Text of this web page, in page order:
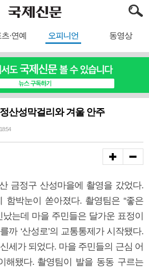
·연예 오피니언 동영상
산성막걸리와 겨울 안주
금정구 산성마을에 촬영을 갔었다.
함박눈이 쏟아졌다. 촬영팀은 “좋은
났는데 마을 주민들은 달가운 표정이
까 ‘산성로’의 교통통제가 시작됐다.
세가 되었다. 마을 주민들의 근심 어
해됐다. 촬영팀이 발을 동동 구르는